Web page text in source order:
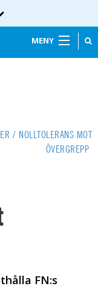
MENY
/ NOLLTOLERANS MOT
ÖVERGREPP
FN:s